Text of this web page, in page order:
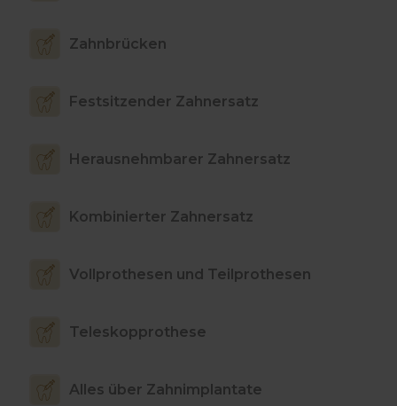
Zahnbrücken
Festsitzender Zahnersatz
Herausnehmbarer Zahnersatz
Kombinierter Zahnersatz
Vollprothesen und Teilprothesen
Teleskopprothese
Alles über Zahnimplantate